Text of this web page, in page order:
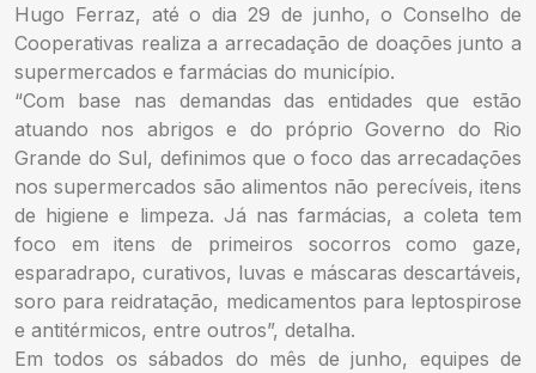
Hugo Ferraz, até o dia 29 de junho, o Conselho de
Cooperativas realiza a arrecadação de doações junto a
supermercados e farmácias do município.
“Com base nas demandas das entidades que estão
atuando nos abrigos e do próprio Governo do Rio
Grande do Sul, definimos que o foco das arrecadações
nos supermercados são alimentos não perecíveis, itens
de higiene e limpeza. Já nas farmácias, a coleta tem
foco em itens de primeiros socorros como gaze,
esparadrapo, curativos, luvas e máscaras descartáveis,
soro para reidratação, medicamentos para leptospirose
e antitérmicos, entre outros”, detalha.
Em todos os sábados do mês de junho, equipes de